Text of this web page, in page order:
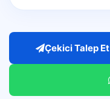
Çekici Talep Et